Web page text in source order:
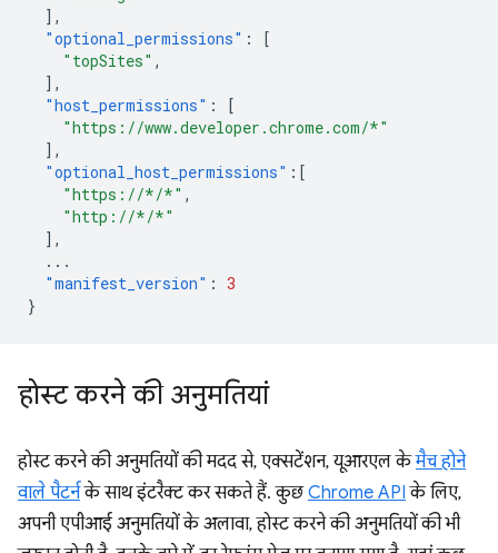
],
"optional_permissions" :
[
"topSites" ,
],
"host_permissions" :
[
"https://www.developer.chrome.com/*"
],
"optional_host_permissions" :[
"https://*/*" ,
"http://*/*"
],
...
"manifest_version" : 3
}
होस्ट करने की अनुमतियां
होस्ट करने की अनुमतियों की मदद से, एक्सटेंशन, यूआरएल केमैच होने
वाले पैटर्नके साथ इंटरैक्ट कर सकते हैं. कुछChrome API के लिए,
अपनी एपीआई अनुमतियों के अलावा, होस्ट करने की अनुमतियों की भी